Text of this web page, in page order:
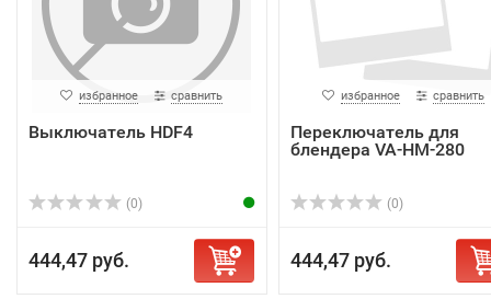
избранное сравнить
Выключатель HDF4
(0)
444,47 руб.
избранное сравнить
Переключатель для
блендера VA-HM-280
(0)
444,47 руб.